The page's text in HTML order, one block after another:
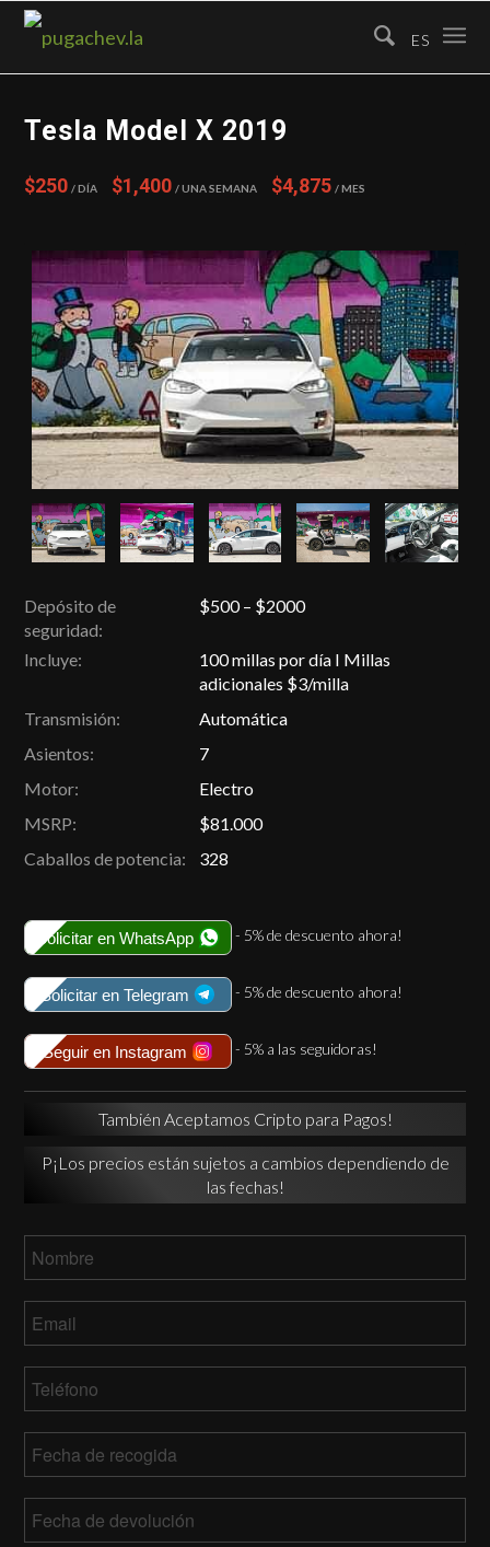
Tesla Model X 2019
$250 / Día $1,400 / Una semana $4,875 / Mes
Depósito de
seguridad:
$500 – $2000
Incluye:
100 millas por día I Millas
adicionales $3/milla
Transmisión:
Automática
Asientos:
7
Motor:
Electro
MSRP:
$81.000
Caballos de potencia:
328
Solicitar en WhatsApp - 5% de descuento ahora!
Solicitar en Telegram - 5% de descuento ahora!
Seguir en Instagram - 5% a las seguidoras!
También Aceptamos Cripto para Pagos!
P¡Los precios están sujetos a cambios dependiendo de
las fechas!
de
barra
de
ES